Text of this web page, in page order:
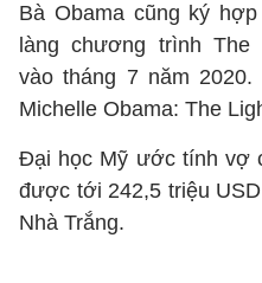
Bà Obama cũng ký
làng chương trình The
vào tháng 7 năm
Michelle Obama: The
Đại học Mỹ ước tính vợ
được tới 242,5 triệu
Nhà Trắng.